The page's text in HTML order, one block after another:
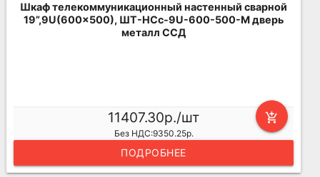
Шкаф телекоммуникационный настенный сварной
19”,9U(600x500), ШТ-НСс-9U-600-500-М дверь
металл ССД
add_shopping_cart
11407.30р./шт
Без НДС:9350.25р.
ПОДРОБНЕЕ